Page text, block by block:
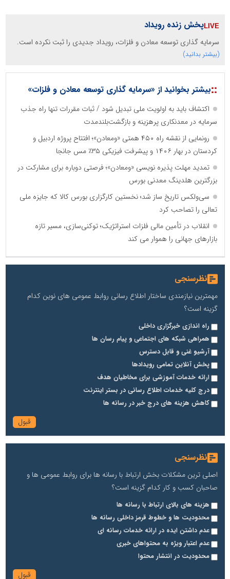
پخش زنده رویداد
سرمایه گذاری توسعه معادن و فلزات، رویداد جدیدی را ثبت نکرده است.
(بیشتر بدانید)
::بیشتر بخوانید از «سرمایه گذاری توسعه معادن و فلزات»
اکتشاف باید به اولویت ملی تبدیل شود / ثبات مقررات تنها راه جذب
سرمایه در معدنکاری پرهزینه و بازگشت‌بلندمدت
رونمایی از نقشه راه ۴۵۰ همتی «ومعادن»؛ افتتاح پروژه اردبیل و
کردستان در بهار ۱۴۰۶ و پیشرفت فیزیکی ۳۵٪ مس جانجا
تمدید مهلت پذیره نویسی «ومعادن»؛ فرصتی دوباره برای مشارکت در
بزرگترین هلدینگ معدنی بورس
سی‌ولکس تاریخ ساز شد؛ نخستین کارگزاری بورس کالا که جایزه ملی
تعالی را تصاحب کرد
انقلاب در تأمین مالی فلزات استراتژیک؛ توکنی‌سازی، مسیر تازه
بازارهای جهانی را هموار می کند
نظرسنجی
مهمترین نیازمندی ساختار اطلاع رسانی روابط عمومی های نوین کدام
گزینه است؟
راه اندازی خبرگزاری داخلی
همراهی شبکه های اجتماعی و پیام رسان ها
آرشیو غنی و قابل دسترس
پخش آنلاین تمامی رویدادها
ارائه خدمات آموزشی برای مخاطیان هدف
درج کلیه خدمات اطلاع رسانی در بستر اینترنت
کاهش هزینه های درج خبر در رسانه ها
نظرسنجی
اصلی ترین مشکلات بخش ارتباط با رسانه ها برای روابط عمومی ها و
صاحبان کسب و کار کدام گزینه است؟
هزینه های بالای ارتباط با رسانه ها
محدودیت ها و خطوط قرمز داخلی رسانه ها
عدم داشتن ایده در ارائه خدمات رسانه ای
عدم اعتبار ویژه به محتواهای خبری
محدودیت در انتشار محتوا